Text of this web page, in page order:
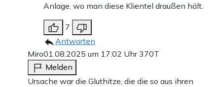
Anlage, wo man diese Klientel draußen hält.
7
Antworten
Miro01.08.2025 um 17:02 Uhr370T
Melden
Ursache war die Gluthitze, die die so aus ihren